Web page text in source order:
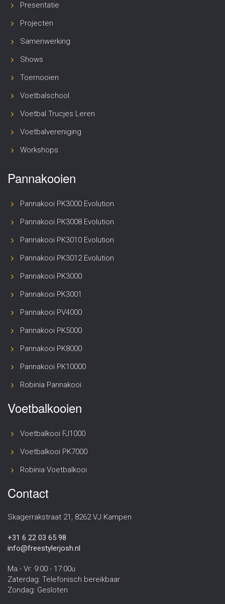
Presentatie
Projecten
Samenwerking
Shows
Toernooien
Voetbalschool
Voetbal Trucjes Leren
Voetbalvereniging
Workshops
Pannakooien
Pannakooi PK3000 Evolution
Pannakooi PK3008 Evolution
Pannakooi PK3010 Evolution
Pannakooi PK3012 Evolution
Pannakooi PK3000
Pannakooi PK3001
Pannakooi PV4000
Pannakooi PK5000
Pannakooi PK8000
Pannakooi PK10000
Robinia Pannakooi
Voetbalkooien
Voetbalkooi FJ1000
Voetbalkooi PK7000
Robinia Voetbalkooi
Contact
Skagerrakstraat 21, 8262 VJ Kampen
+31 6 22 03 65 98
info@freestylerjosh.nl
Ma - Vr: 9:00 - 17:00u
Zaterdag: Telefonisch bereikbaar
Zondag: Gesloten